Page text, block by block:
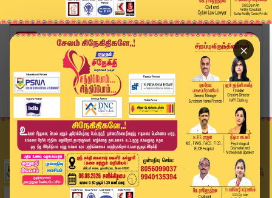
×
Home
வீடியோ ஸ்டோரி
Today Headlines - 08 June 2026 | 11 மணி தலைப்பு...